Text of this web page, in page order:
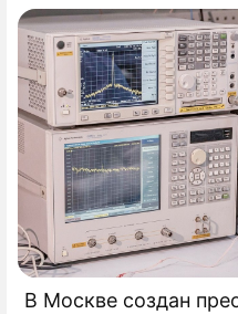
В Москве создан